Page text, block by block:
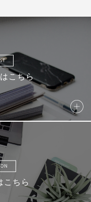
こちら
こちら